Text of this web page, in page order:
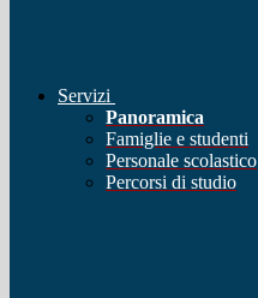
Servizi
Panoramica
Famiglie e studenti
Personale scolastico
Percorsi di studio